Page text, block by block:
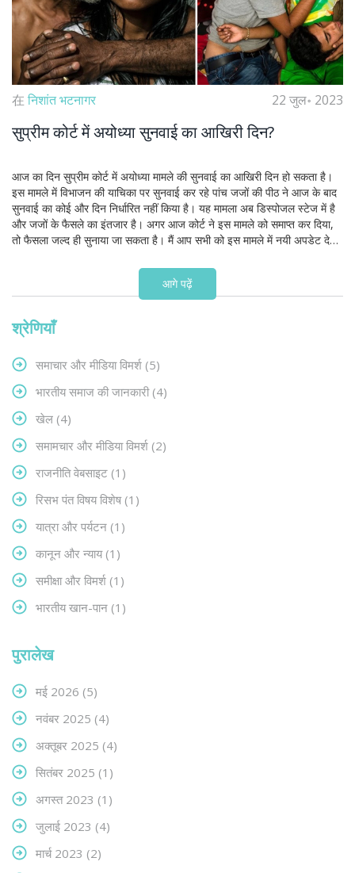
在 निशांत भटनागर 22 जुल॰ 2023
सुप्रीम कोर्ट में अयोध्या सुनवाई का आखिरी दिन?
आज का दिन सुप्रीम कोर्ट में अयोध्या मामले की सुनवाई का आखिरी दिन हो सकता है।
इस मामले में विभाजन की याचिका पर सुनवाई कर रहे पांच जजों की पीठ ने आज के बाद
सुनवाई का कोई और दिन निर्धारित नहीं किया है। यह मामला अब डिस्पोजल स्टेज में है
और जजों के फैसले का इंतजार है। अगर आज कोर्ट ने इस मामले को समाप्त कर दिया,
तो फैसला जल्द ही सुनाया जा सकता है। मैं आप सभी को इस मामले में नयी अपडेट देता
आगे पढ़ें
श्रेणियाँ
समाचार और मीडिया विमर्श (5)
भारतीय समाज की जानकारी (4)
खेल (4)
समामचार और मीडिया विमर्श (2)
राजनीति वेबसाइट (1)
रिसभ पंत विषय विशेष (1)
यात्रा और पर्यटन (1)
कानून और न्याय (1)
समीक्षा और विमर्श (1)
भारतीय खान-पान (1)
पुरालेख
मई 2026 (5)
नवंबर 2025 (4)
अक्तूबर 2025 (4)
सितंबर 2025 (1)
अगस्त 2023 (1)
जुलाई 2023 (4)
मार्च 2023 (2)